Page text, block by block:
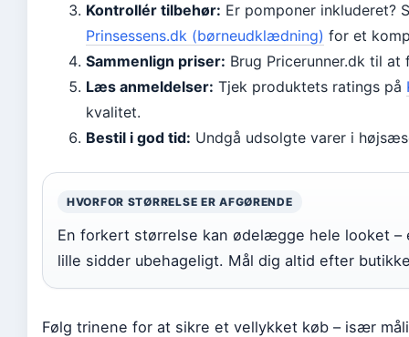
Kontrollér tilbehør: Er pomponer inkluderet?
Prinsessens.dk (børneudklædning) for et
Sammenlign priser: Brug Pricerunner.dk til
Læs anmeldelser: Tjek produktets ratings på
kvalitet.
Bestil i god tid: Undgå udsolgte varer i
HVORFOR STØRRELSE ER AFGØRENDE
En forkert størrelse kan ødelægge hele looket
lille sidder ubehageligt. Mål dig altid efter
Følg trinene for at sikre et vellykket køb – især